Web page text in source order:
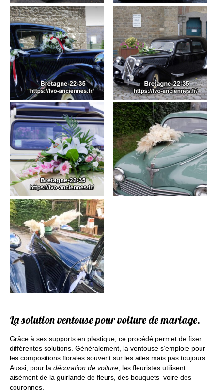
La solution ventouse pour voiture de mariage.
Grâce à ses supports en plastique, ce procédé permet de fixer
différentes solutions. Généralement, la ventouse s’emploie pour
les compositions florales souvent sur les ailes mais pas toujours.
Aussi, pour la décoration de voiture , les fleuristes utilisent
aisément de la guirlande de fleurs, des bouquets voire des
couronnes.